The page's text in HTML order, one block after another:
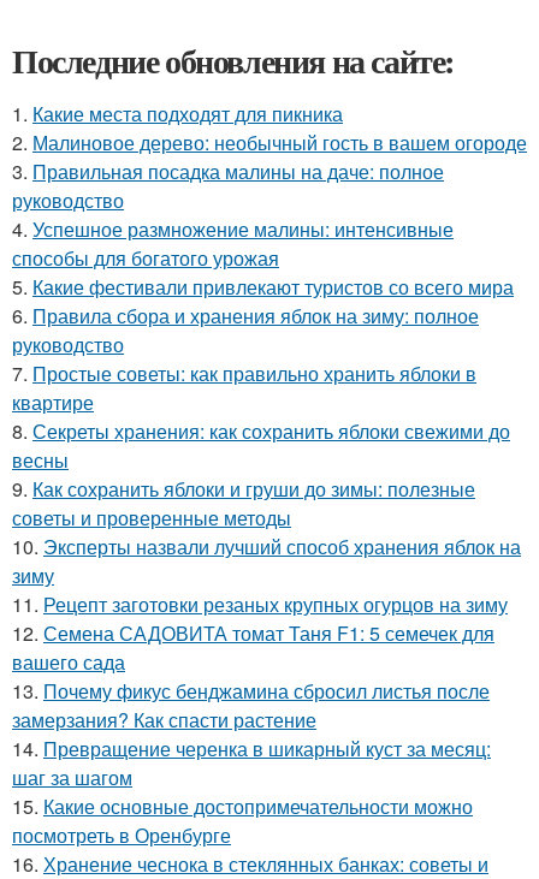
Последние обновления на сайте:
1. Какие места подходят для пикника
2. Малиновое дерево: необычный гость в вашем огороде
3. Правильная посадка малины на даче: полное
руководство
4. Успешное размножение малины: интенсивные
способы для богатого урожая
5. Какие фестивали привлекают туристов со всего мира
6. Правила сбора и хранения яблок на зиму: полное
руководство
7. Простые советы: как правильно хранить яблоки в
квартире
8. Секреты хранения: как сохранить яблоки свежими до
весны
9. Как сохранить яблоки и груши до зимы: полезные
советы и проверенные методы
10. Эксперты назвали лучший способ хранения яблок на
зиму
11. Рецепт заготовки резаных крупных огурцов на зиму
12. Семена САДОВИТА томат Таня F1: 5 семечек для
вашего сада
13. Почему фикус бенджамина сбросил листья после
замерзания? Как спасти растение
14. Превращение черенка в шикарный куст за месяц:
шаг за шагом
15. Какие основные достопримечательности можно
посмотреть в Оренбурге
16. Хранение чеснока в стеклянных банках: советы и